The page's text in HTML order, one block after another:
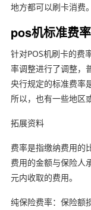
地方都可以刷卡消费。
pos机标准费
针对POS机刷卡的费
率调整进行了调整，
央行规定的标准费率
所以，也有一些地区
拓展资料
费率是指缴纳费用的
费用的金额与保险人
元内收取的费用。
纯保险费率：保险额